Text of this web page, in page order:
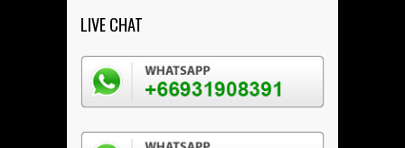
LIVE CHAT